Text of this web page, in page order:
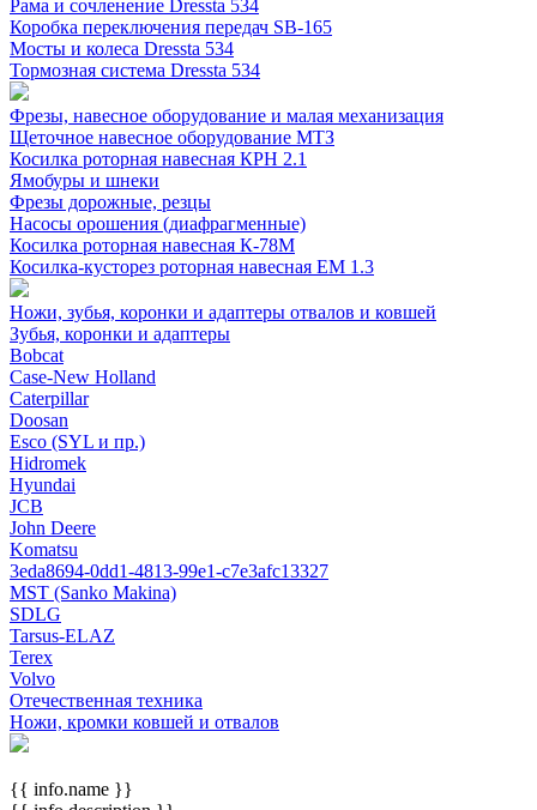
Рама и сочленение Dressta 534
Коробка переключения передач SB-165
Мосты и колеса Dressta 534
Тормозная система Dressta 534
Фрезы, навесное оборудование и малая механизация
Щеточное навесное оборудование МТЗ
Косилка роторная навесная КРН 2.1
Ямобуры и шнеки
Фрезы дорожные, резцы
Насосы орошения (диафрагменные)
Косилка роторная навесная К-78М
Косилка-кусторез роторная навесная ЕМ 1.3
Ножи, зубья, коронки и адаптеры отвалов и ковшей
Зубья, коронки и адаптеры
Bobcat
Case-New Holland
Caterpillar
Doosan
Esco (SYL и пр.)
Hidromek
Hyundai
JCB
John Deere
Komatsu
3eda8694-0dd1-4813-99e1-c7e3afc13327
MST (Sanko Makina)
SDLG
Tarsus-ELAZ
Terex
Volvo
Отечественная техника
Ножи, кромки ковшей и отвалов
{{ info.name }}